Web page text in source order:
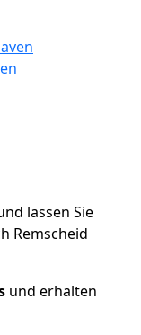
lassen Sie
Remscheid
und erhalten